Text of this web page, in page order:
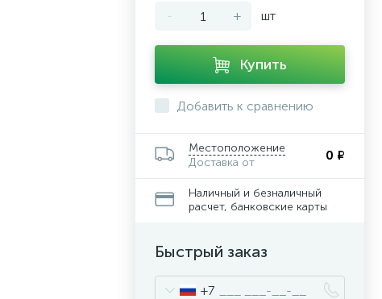
- + шт
Купить
Добавить к сравнению
Местоположение
Доставка от
0 ₽
Наличный и безналичный
расчет, банковские карты
Быстрый заказ
+7